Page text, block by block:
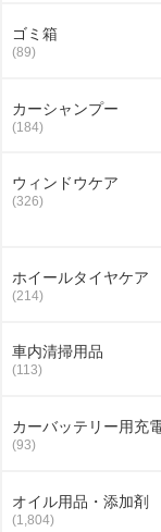
ゴミ箱
(89)
カーシャンプー
(184)
ウィンドウケア
(326)
ホイールタイヤケア
(214)
車内清掃用品
(113)
カーバッテリー用充
(93)
オイル用品・添加剤
(1,804)